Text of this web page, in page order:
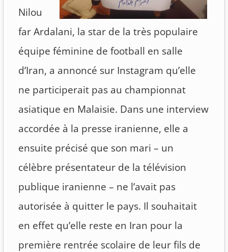
Nilou
far Ardalani, la star de la très populaire
équipe féminine de football en salle
d’Iran, a annoncé sur Instagram qu’elle
ne participerait pas au championnat
asiatique en Malaisie. Dans une interview
accordée à la presse iranienne, elle a
ensuite précisé que son mari – un
célèbre présentateur de la télévision
publique iranienne – ne l’avait pas
autorisée à quitter le pays. Il souhaitait
en effet qu’elle reste en Iran pour la
première rentrée scolaire de leur fils de